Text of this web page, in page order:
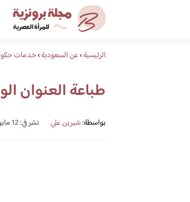
الرئيسية›عن السعودية›خدمات
طباعة العنوان
بواسطة:شيرين علي نشر في: 12 مايو، 2023